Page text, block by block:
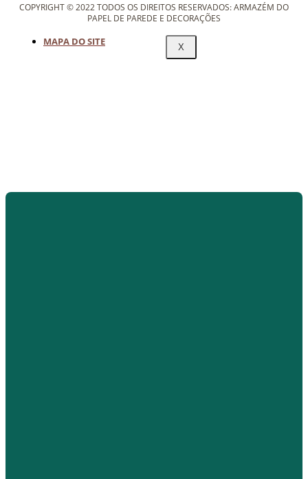
X
COPYRIGHT © 2022 TODOS OS DIREITOS RESERVADOS: ARMAZÉM DO
PAPEL DE PAREDE E DECORAÇÕES
MAPA DO SITE